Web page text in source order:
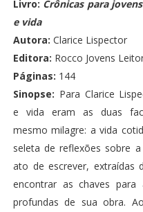
Livro: Crônicas para
e vida
Autora: Clarice Lispector
Editora: Rocco Jovens
Páginas: 144
Sinopse: Para Clarice
e vida eram as duas
mesmo milagre: a vida
seleta de reflexões sobre
ato de escrever, extraídas
encontrar as chaves para
profundas de sua obra.